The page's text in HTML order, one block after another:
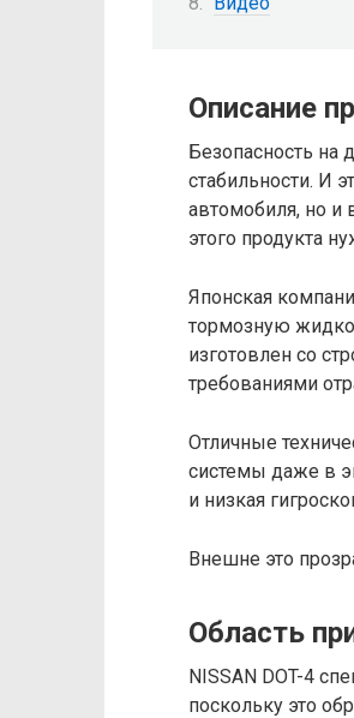
Описание
Безопасность на
стабильности. И
автомобиля, но и
этого продукта
Японская
тормозную
изготовлен со
требованиями
Отличные
системы даже в
и низкая
Внешне это
Область
NISSAN DOT-4
поскольку это